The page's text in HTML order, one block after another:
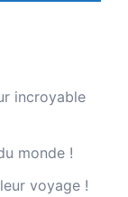
incroyable
monde !
voyage !